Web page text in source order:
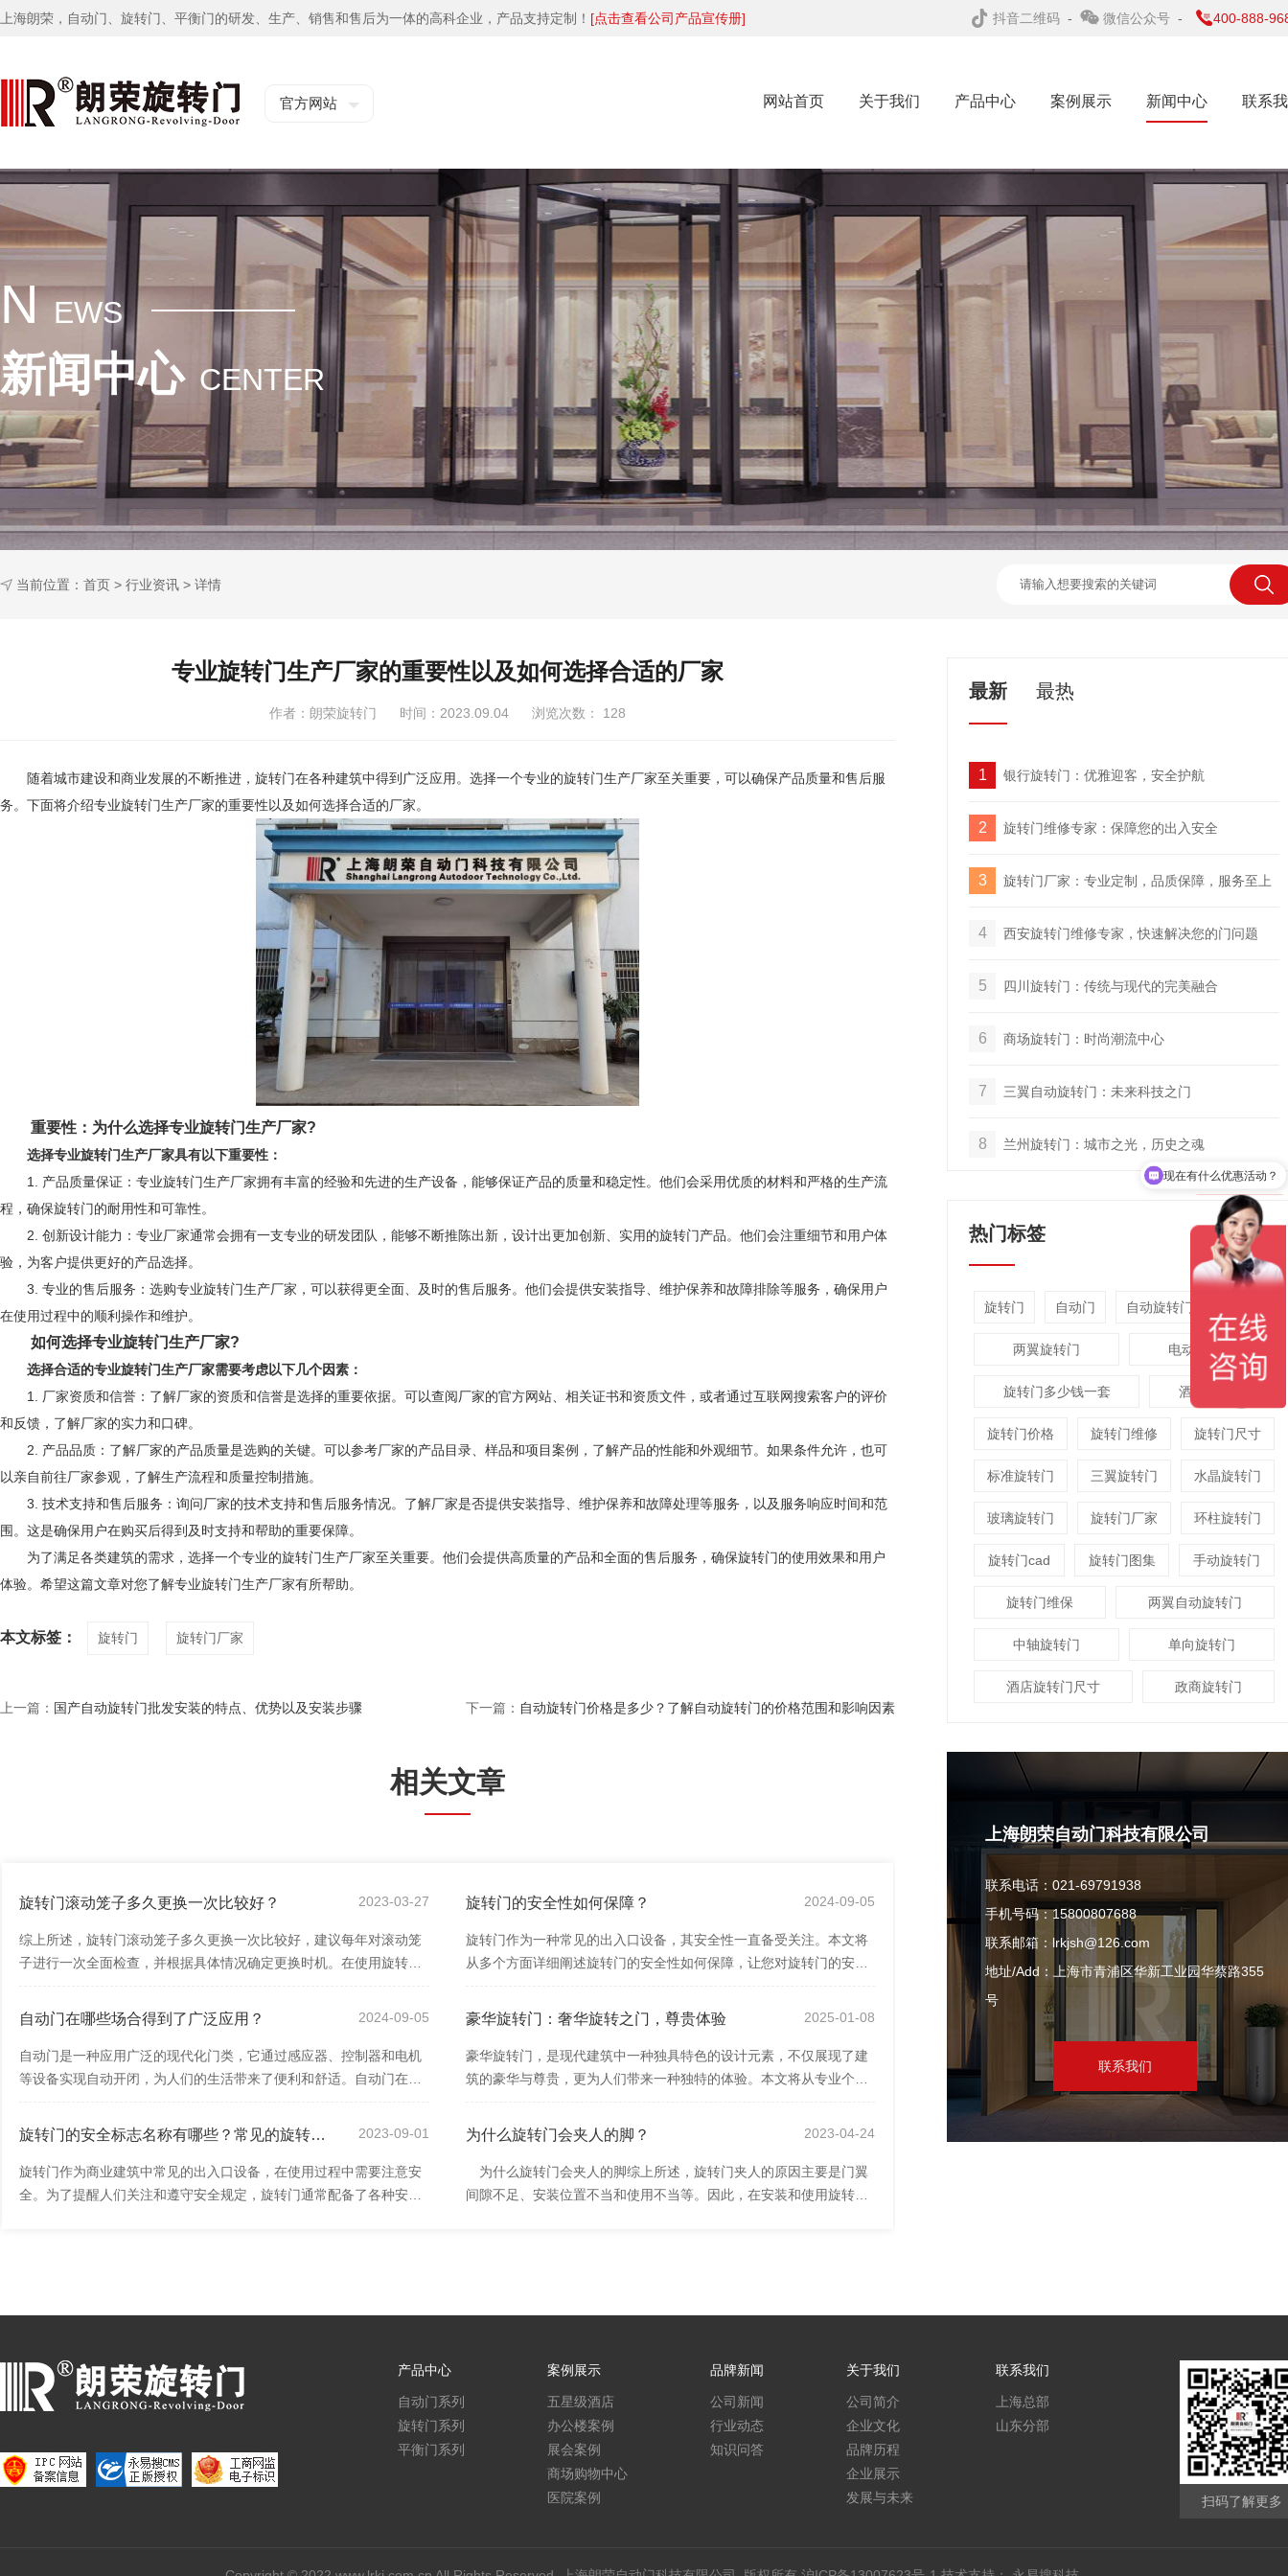
上海朗荣，自动门、旋转门、平衡门的研发、生产、销售和售后为一体的高科企业，产品支持定制！ [点击查看公司产品宣传册] 抖音二维码 - 微信公众号 - 400-888-
官方网站 网站首页 关于我们 产品中心 案例展示 新闻中心 联系
NEWS
新闻中心 CENTER
当前位置： 首页 > 行业资讯 > 详情
专业旋转门生产厂家的重要性以及如何选择合适的厂家
作者：朗荣旋转门 时间：2023.09.04 浏览次数： 128
随着城市建设和商业发展的不断推进，旋转门在各种建筑中得到广泛应用。选择一个专业的旋转门生产厂家至关重要，可以确保产品质量和售后服
务。下面将介绍专业旋转门生产厂家的重要性以及如何选择合适的厂家。
重要性：为什么选择专业旋转门生产厂家?
选择专业旋转门生产厂家具有以下重要性：
1. 产品质量保证：专业旋转门生产厂家拥有丰富的经验和先进的生产设备，能够保证产品的质量和稳定性。他们会采用优质的材料和严格的生产流
程，确保旋转门的耐用性和可靠性。
2. 创新设计能力：专业厂家通常会拥有一支专业的研发团队，能够不断推陈出新，设计出更加创新、实用的旋转门产品。他们会注重细节和用户体
验，为客户提供更好的产品选择。
3. 专业的售后服务：选购专业旋转门生产厂家，可以获得更全面、及时的售后服务。他们会提供安装指导、维护保养和故障排除等服务，确保用户
在使用过程中的顺利操作和维护。
如何选择专业旋转门生产厂家?
选择合适的专业旋转门生产厂家需要考虑以下几个因素：
1. 厂家资质和信誉：了解厂家的资质和信誉是选择的重要依据。可以查阅厂家的官方网站、相关证书和资质文件，或者通过互联网搜索客户的评价
和反馈，了解厂家的实力和口碑。
2. 产品品质：了解厂家的产品质量是选购的关键。可以参考厂家的产品目录、样品和项目案例，了解产品的性能和外观细节。如果条件允许，也可
以亲自前往厂家参观，了解生产流程和质量控制措施。
3. 技术支持和售后服务：询问厂家的技术支持和售后服务情况。了解厂家是否提供安装指导、维护保养和故障处理等服务，以及服务响应时间和范
围。这是确保用户在购买后得到及时支持和帮助的重要保障。
为了满足各类建筑的需求，选择一个专业的旋转门生产厂家至关重要。他们会提供高质量的产品和全面的售后服务，确保旋转门的使用效果和用户
体验。希望这篇文章对您了解专业旋转门生产厂家有所帮助。
本文标签： 旋转门 旋转门厂家
上一篇： 国产自动旋转门批发安装的特点、优势以及安装步骤 下一篇： 自动旋转门价格是多少？了解自动旋转门的价格范围和影响因素
相关文章
旋转门滚动笼子多久更换一次比较好？ 2023-03-27
综上所述，旋转门滚动笼子多久更换一次比较好，建议每年对滚动笼
子进行一次全面检查，并根据具体情况确定更换时机。在使用旋转门
旋转门的安全性如何保障？ 2024-09-05
旋转门作为一种常见的出入口设备，其安全性一直备受关注。本文将
从多个方面详细阐述旋转门的安全性如何保障，让您对旋转门的安全
自动门在哪些场合得到了广泛应用？ 2024-09-05
自动门是一种应用广泛的现代化门类，它通过感应器、控制器和电机
等设备实现自动开闭，为人们的生活带来了便利和舒适。自动门在各
豪华旋转门：奢华旋转之门，尊贵体验 2025-01-08
豪华旋转门，是现代建筑中一种独具特色的设计元素，不仅展现了建
筑的豪华与尊贵，更为人们带来一种独特的体验。本文将从专业个人
旋转门的安全标志名称有哪些？常见的旋转门安全标志的名称 2023-09-01
旋转门作为商业建筑中常见的出入口设备，在使用过程中需要注意安
全。为了提醒人们关注和遵守安全规定，旋转门通常配备了各种安全
为什么旋转门会夹人的脚？ 2023-04-24
为什么旋转门会夹人的脚综上所述，旋转门夹人的原因主要是门翼
间隙不足、安装位置不当和使用不当等。因此，在安装和使用旋转门
最新 最热
1 银行旋转门：优雅迎客，安全护航
2 旋转门维修专家：保障您的出入安全
3 旋转门厂家：专业定制，品质保障，服务至上
4 西安旋转门维修专家，快速解决您的门问题
5 四川旋转门：传统与现代的完美融合
6 商场旋转门：时尚潮流中心
7 三翼自动旋转门：未来科技之门
8 兰州旋转门：城市之光，历史之魂
热门标签
旋转门 自动门 自动旋转门
两翼旋转门 电动旋转门
旋转门多少钱一套 酒店旋转门
旋转门价格 旋转门维修 旋转门尺寸
标准旋转门 三翼旋转门 水晶旋转门
玻璃旋转门 旋转门厂家 环柱旋转门
旋转门cad 旋转门图集 手动旋转门
旋转门维保 两翼自动旋转门
中轴旋转门 单向旋转门
酒店旋转门尺寸 政商旋转门
上海朗荣自动门科技有限公司
联系电话：021-69791938
手机号码：15800807688
联系邮箱：lrkjsh@126.com
地址/Add：上海市青浦区华新工业园华蔡路355
号
联系我们
产品中心
自动门系列
旋转门系列
平衡门系列
案例展示
五星级酒店
办公楼案例
展会案例
商场购物中心
医院案例
品牌新闻
公司新闻
行业动态
知识问答
关于我们
公司简介
企业文化
品牌历程
企业展示
发展与未来
联系我们
上海总部
山东分部
扫码了解更多
现在有什么优惠活动？